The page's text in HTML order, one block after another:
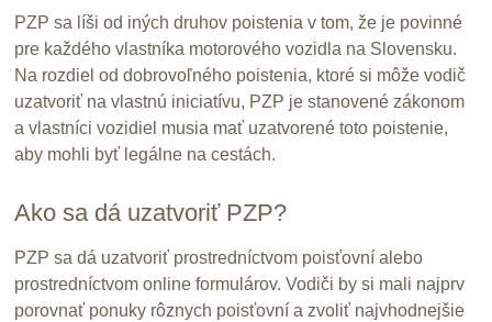
PZP sa líši od iných druhov poistenia v tom, že je povinné
pre každého vlastníka motorového vozidla na Slovensku.
Na rozdiel od dobrovoľného poistenia, ktoré si môže vodič
uzatvoriť na vlastnú iniciatívu, PZP je stanovené zákonom
a vlastníci vozidiel musia mať uzatvorené toto poistenie,
aby mohli byť legálne na cestách.
Ako sa dá uzatvoriť PZP?
PZP sa dá uzatvoriť prostredníctvom poisťovní alebo
prostredníctvom online formulárov. Vodiči by si mali najprv
porovnať ponuky rôznych poisťovní a zvoliť najvhodnejšie